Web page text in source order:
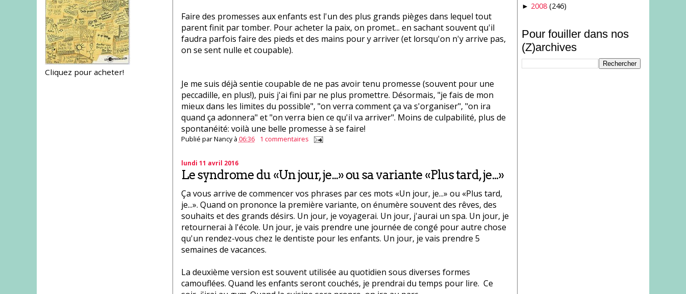
Cliquez pour acheter!
Faire des promesses aux enfants est l'un des plus grands pièges dans lequel tout
parent finit par tomber. Pour acheter la paix, on promet... en sachant souvent qu'il
faudra parfois faire des pieds et des mains pour y arriver (et lorsqu'on n'y arrive pas,
on se sent nulle et coupable).
Je me suis déjà sentie coupable de ne pas avoir tenu promesse (souvent pour une
peccadille, en plus!), puis j'ai fini par ne plus promettre. Désormais, "je fais de mon
mieux dans les limites du possible", "on verra comment ça va s'organiser", "on ira
quand ça adonnera" et "on verra bien ce qu'il va arriver". Moins de culpabilité, plus de
spontanéité: voilà une belle promesse à se faire!
Publié parNancy à 06:36 1 commentaires
lundi 11 avril 2016
Le syndrome du «Un jour, je...» ou sa variante «Plus tard, je...»
Ça vous arrive de commencer vos phrases par ces mots «Un jour, je...» ou «Plus tard,
je...». Quand on prononce la première variante, on énumère souvent des rêves, des
souhaits et des grands désirs. Un jour, je voyagerai. Un jour, j'aurai un spa. Un jour, je
retournerai à l'école. Un jour, je vais prendre une journée de congé pour autre chose
qu'un rendez-vous chez le dentiste pour les enfants. Un jour, je vais prendre 5
semaines de vacances.
La deuxième version est souvent utilisée au quotidien sous diverses formes
camouflées. Quand les enfants seront couchés, je prendrai du temps pour lire. Ce
► 2008 (246)
Pour fouiller dans nos
(Z)archives